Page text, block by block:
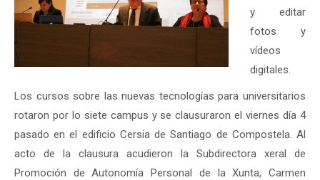
y editar
fotos y
vídeos
digitales.
Los cursos sobre las nuevas tecnologías para universitarios
rotaron por lo siete campus y se clausuraron el viernes día 4
pasado en el edificio Cersia de Santiago de Compostela. Al
acto de la clausura acudieron la Subdirectora xeral de
Promoción de Autonomía Personal de la Xunta, Carmen